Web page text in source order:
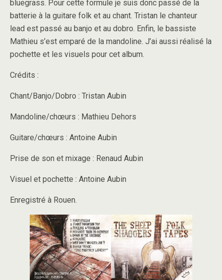
bluegrass. Pour cette formule je suis donc passé de la
batterie à la guitare folk et au chant. Tristan le chanteur
lead est passé au banjo et au dobro. Enfin, le bassiste
Mathieu s’est emparé de la mandoline. J’ai aussi réalisé la
pochette et les visuels pour cet album.
Crédits :
Chant/Banjo/Dobro : Tristan Aubin
Mandoline/chœurs : Mathieu Dehors
Guitare/chœurs : Antoine Aubin
Prise de son et mixage : Renaud Aubin
Visuel et pochette : Antoine Aubin
Enregistré à Rouen.